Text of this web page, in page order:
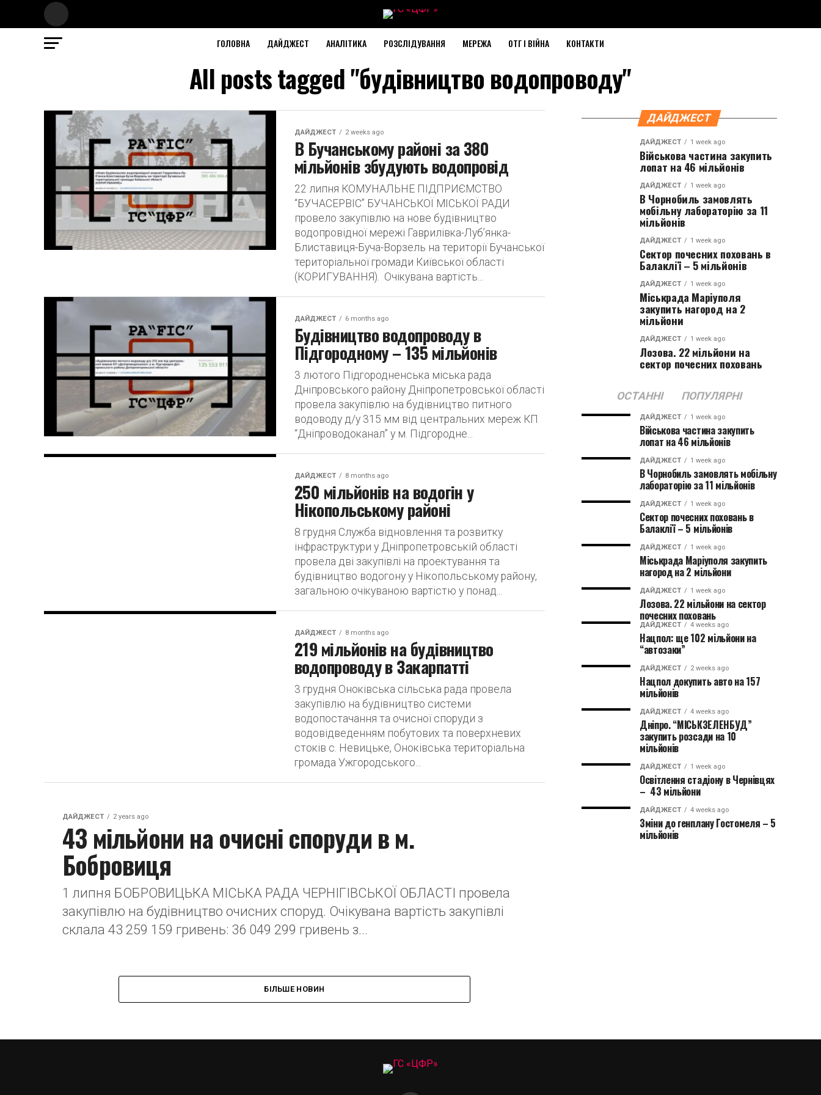
ГОЛОВНА ДАЙДЖЕСТ АНАЛІТИКА РОЗСЛІДУВАННЯ МЕРЕЖА ОТГ І ВІЙНА КОНТАКТИ
All posts tagged "будівництво водопроводу"
ДАЙДЖЕСТ 2 weeks ago
В Бучанському районі за 380
мільйонів збудують водопровід
22 липня КОМУНАЛЬНЕ ПІДПРИЄМСТВО
“БУЧАСЕРВІС” БУЧАНСЬКОЇ МІСЬКОЇ РАДИ
провело закупівлю на нове будівництво
водопровідної мережі Гаврилівка-Луб’янка-
Блиставиця-Буча-Ворзель на території Бучанської
територіальної громади Київської області
(КОРИГУВАННЯ). Очікувана вартість...
ДАЙДЖЕСТ 6 months ago
Будівництво водопроводу в
Підгородному – 135 мільйонів
3 лютого Підгородненська міська рада
Дніпровського району Дніпропетровської області
провела закупівлю на будівництво питного
водоводу д/у 315 мм від центральних мереж КП
“Дніпроводоканал” у м. Підгородне...
ДАЙДЖЕСТ 8 months ago
250 мільйонів на водогін у
Нікопольському районі
8 грудня Служба відновлення та розвитку
інфраструктури у Дніпропетровській області
провела дві закупівлі на проектування та
будівництво водогону у Нікопольському району,
загальною очікуваною вартістю у понад...
ДАЙДЖЕСТ 8 months ago
219 мільйонів на будівництво
водопроводу в Закарпатті
3 грудня Оноківська сільська рада провела
закупівлю на будівництво системи
водопостачання та очисної споруди з
водовідведенням побутових та поверхневих
стоків с. Невицьке, Оноківська територіальна
громада Ужгородського...
ДАЙДЖЕСТ 2 years ago
43 мільйони на очисні споруди в м.
Бобровиця
1 липня БОБРОВИЦЬКА МІСЬКА РАДА ЧЕРНІГІВСЬКОЇ ОБЛАСТІ провела
закупівлю на будівництво очисних споруд. Очікувана вартість закупівлі
склала 43 259 159 гривень: 36 049 299 гривень з...
БІЛЬШЕ НОВИН
ДАЙДЖЕСТ
ДАЙДЖЕСТ 1 week ago
Військова частина закупить
лопат на 46 мільйонів
ДАЙДЖЕСТ 1 week ago
В Чорнобиль замовлять
мобільну лабораторію за 11
мільйонів
ДАЙДЖЕСТ 1 week ago
Сектор почесних поховань в
Балаклії – 5 мільйонів
ДАЙДЖЕСТ 1 week ago
Міськрада Маріуполя
закупить нагород на 2
мільйони
ДАЙДЖЕСТ 1 week ago
Лозова. 22 мільйони на
сектор почесних поховань
ОСТАННІ ПОПУЛЯРНІ
ДАЙДЖЕСТ 1 week ago
Військова частина закупить
лопат на 46 мільйонів
ДАЙДЖЕСТ 1 week ago
В Чорнобиль замовлять мобільну
лабораторію за 11 мільйонів
ДАЙДЖЕСТ 1 week ago
Сектор почесних поховань в
Балаклії – 5 мільйонів
ДАЙДЖЕСТ 1 week ago
Міськрада Маріуполя закупить
нагород на 2 мільйони
ДАЙДЖЕСТ 1 week ago
Лозова. 22 мільйони на сектор
почесних поховань
ДАЙДЖЕСТ 4 weeks ago
Нацпол: ще 102 мільйони на
“автозаки”
ДАЙДЖЕСТ 2 weeks ago
Нацпол докупить авто на 157
мільйонів
ДАЙДЖЕСТ 4 weeks ago
Дніпро. “МІСЬКЗЕЛЕНБУД”
закупить розсади на 10
мільйонів
ДАЙДЖЕСТ 1 week ago
Освітлення стадіону в Чернівцях
– 43 мільйони
ДАЙДЖЕСТ 4 weeks ago
Зміни до генплану Гостомеля – 5
мільйонів